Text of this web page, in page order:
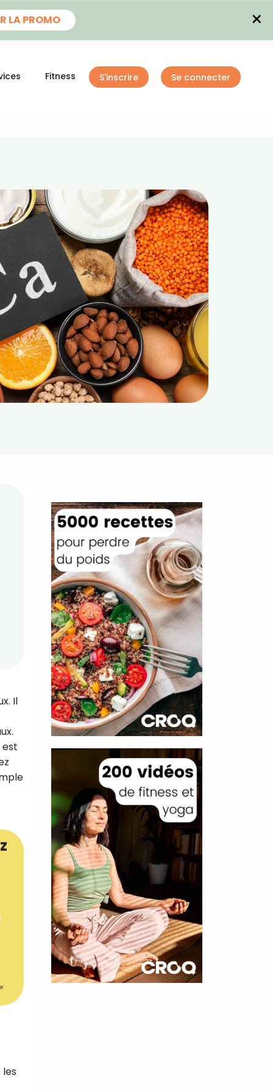
LA PROMO ×
Fitness S'inscrire Se connecter
Il
est